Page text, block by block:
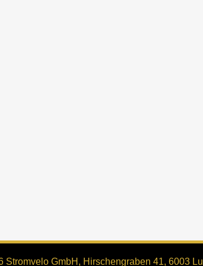
Stromvelo GmbH, Hirschengraben 41, 6003